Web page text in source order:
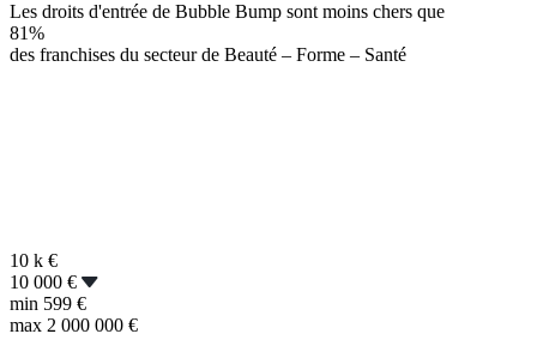
Les droits d'entrée de Bubble Bump sont moins chers que
81%
des franchises du secteur de Beauté – Forme – Santé
10 k €
10 000 €
min 599 €
max 2 000 000 €